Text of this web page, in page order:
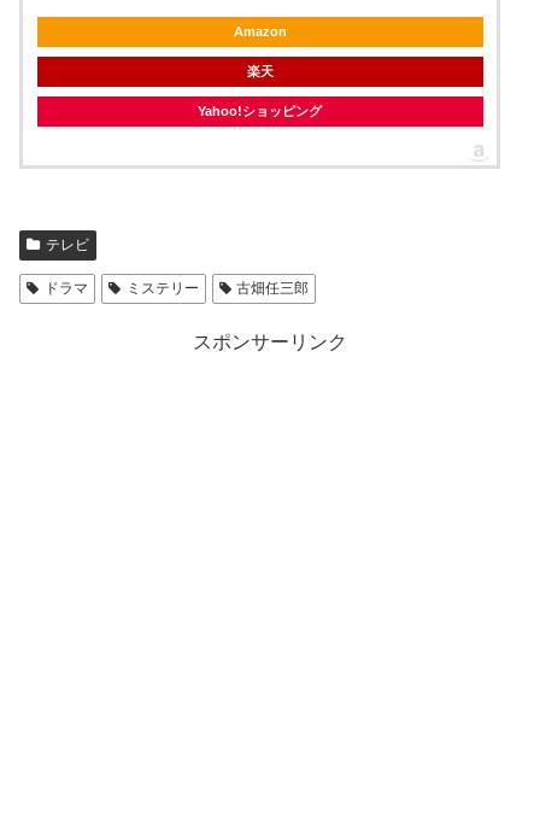
Amazon
楽天
Yahoo!ショッピング
テレビ
ドラマ ミステリー 古畑任三郎
スポンサーリンク